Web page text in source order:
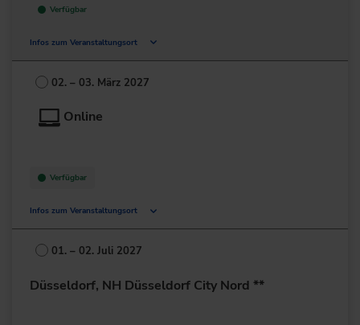
Verfügbar
Infos zum Veranstaltungsort
Münsterstr. 232-238
40470 Düsseldorf
02. – 03. März 2027
Online
Verfügbar
Infos zum Veranstaltungsort
Deutschland
+49 211/6214-201
01. – 02. Juli 2027
Düsseldorf, NH Düsseldorf City Nord **